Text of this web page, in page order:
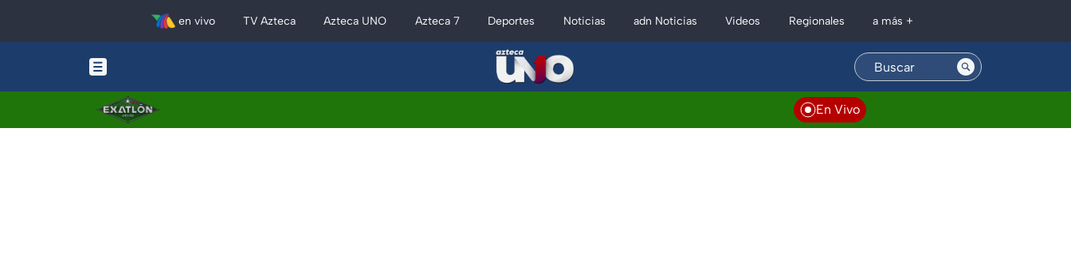
en vivo TV Azteca Azteca UNO Azteca 7 Deportes Noticias adn Noticias Videos Regionales a más +
En Vivo